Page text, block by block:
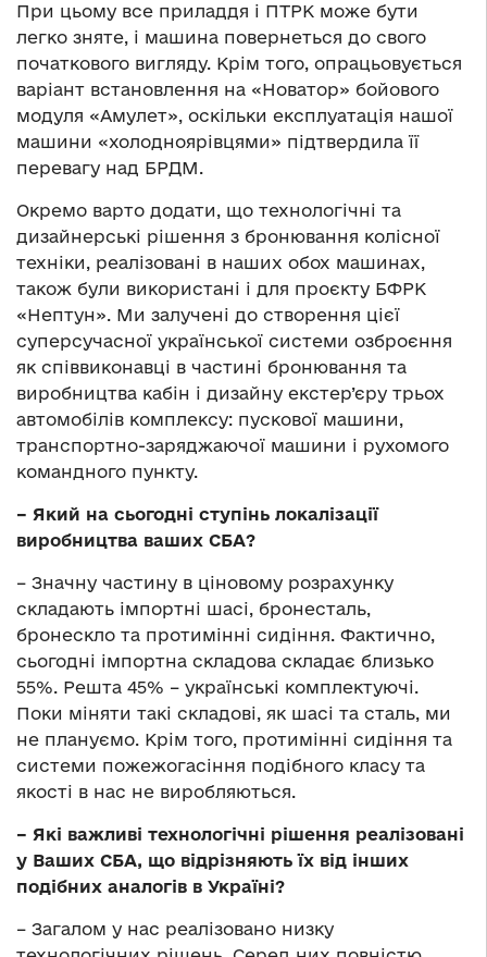
При цьому все приладдя і ПТРК може бути
легко зняте, і машина повернеться до свого
початкового вигляду. Крім того, опрацьовується
варіант встановлення на «Новатор» бойового
модуля «Амулет», оскільки експлуатація нашої
машини «холодноярівцями» підтвердила її
перевагу над БРДМ.
Окремо варто додати, що технологічні та
дизайнерські рішення з бронювання колісної
техніки, реалізовані в наших обох машинах,
також були використані і для проєкту БФРК
«Нептун». Ми залучені до створення цієї
суперсучасної української системи озброєння
як співвиконавці в частині бронювання та
виробництва кабін і дизайну екстер’єру трьох
автомобілів комплексу: пускової машини,
транспортно-заряджаючої машини і рухомого
командного пункту.
– Який на сьогодні ступінь локалізації
виробництва ваших СБА?
– Значну частину в ціновому розрахунку
складають імпортні шасі, бронесталь,
бронескло та протимінні сидіння. Фактично,
сьогодні імпортна складова складає близько
55%. Решта 45% – українські комплектуючі.
Поки міняти такі складові, як шасі та сталь, ми
не плануємо. Крім того, протимінні сидіння та
системи пожежогасіння подібного класу та
якості в нас не виробляються.
– Які важливі технологічні рішення реалізовані
у Ваших СБА, що відрізняють їх від інших
подібних аналогів в Україні?
– Загалом у нас реалізовано низку